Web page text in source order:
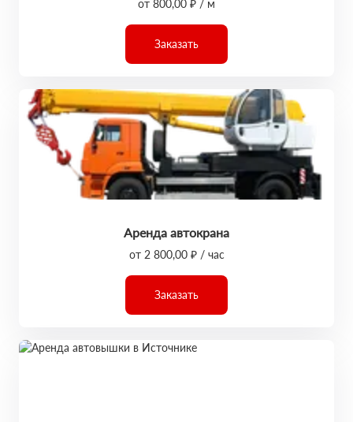
от 800,00 ₽ / м
Заказать
Аренда автокрана
от 2 800,00 ₽ / час
Заказать